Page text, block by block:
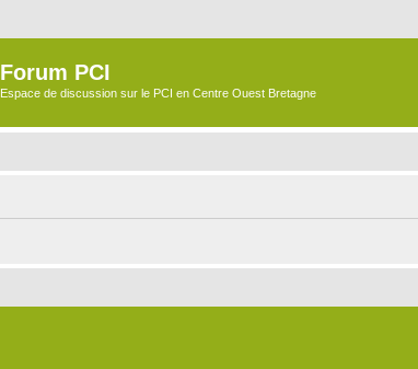
Forum PCI
Espace de discussion sur le PCI en Centre Ouest Bretagne